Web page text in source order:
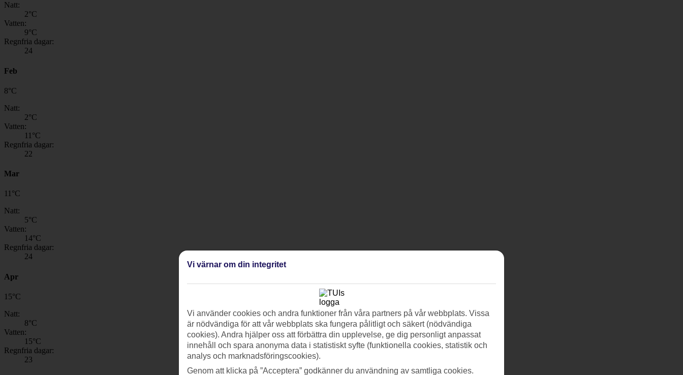
Natt:
2°C
Vatten:
9°C
Regnfria dagar:
24
Feb
8°C
Natt:
2°C
Vatten:
11 °C
Regnfria dagar:
22
Mar
11 °C
Natt:
5°C
Vatten:
14°C
Regnfria dagar:
24
Apr
15°C
Natt:
8°C
Vatten:
15°C
Regnfria dagar:
23
Vi värnar om din integritet
Vi använder cookies och andra funktioner från våra partners på vår webbplats. Vissa
är nödvändiga för att vår webbplats ska fungera pålitligt och säkert (nödvändiga
cookies). Andra hjälper oss att förbättra din upplevelse, ge dig personligt anpassat
innehåll och spara anonyma data i statistiskt syfte (funktionella cookies, statistik och
analys och marknadsföringscookies).
Genom att klicka på ”Acceptera” godkänner du användning av samtliga cookies.